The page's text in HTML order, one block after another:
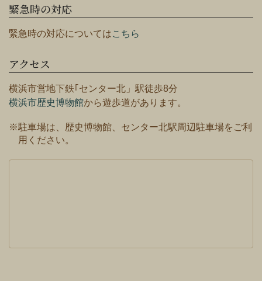
緊急時の対応
緊急時の対応についてはこちら
アクセス
横浜市営地下鉄｢センター北」駅徒歩8分
横浜市歴史博物館から遊歩道があります。
※駐車場は、歴史博物館、センター北駅周辺駐車場をご利
用ください。